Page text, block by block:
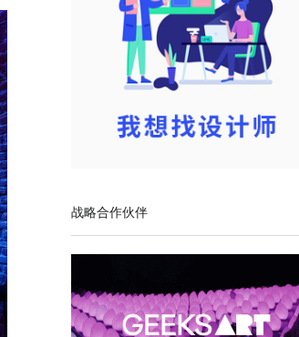
战略合作伙伴